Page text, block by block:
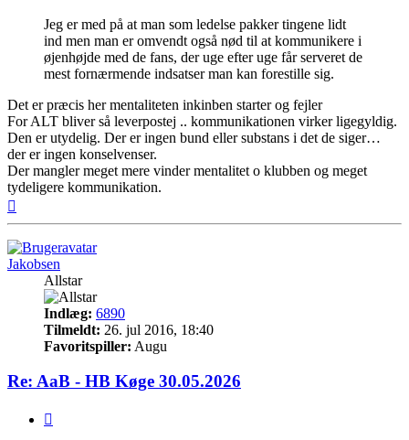
Jeg er med på at man som ledelse pakker tingene lidt
ind men man er omvendt også nød til at kommunikere i
øjenhøjde med de fans, der uge efter uge får serveret de
mest fornærmende indsatser man kan forestille sig.
Det er præcis her mentaliteten inkinben starter og fejler
For ALT bliver så leverpostej .. kommunikationen virker ligegyldig.
Den er utydelig. Der er ingen bund eller substans i det de siger…
der er ingen konselvenser.
Der mangler meget mere vinder mentalitet o klubben og meget
tydeligere kommunikation.
Jakobsen
Allstar
Indlæg: 6890
Tilmeldt: 26. jul 2016, 18:40
Favoritspiller: Augu
Re: AaB - HB Køge 30.05.2026